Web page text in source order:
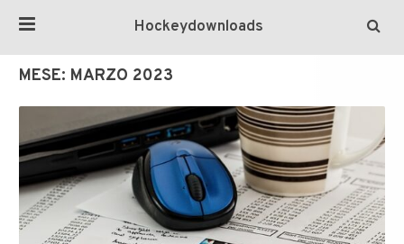
Hockeydownloads
MESE: MARZO 2023